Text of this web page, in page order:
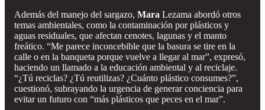
Además del manejo del sargazo, Mara Lezama abordó otros
temas ambientales, como la contaminación por plásticos y
aguas residuales, que afectan cenotes, lagunas y el manto
freático. “Me parece inconcebible que la basura se tire en la
calle o en la banqueta porque vuelve a llegar al mar”, expresó,
haciendo un llamado a la educación ambiental y al reciclaje.
“¿Tú reciclas? ¿Tú reutilizas? ¿Cuánto plástico consumes?”,
cuestionó, subrayando la urgencia de generar conciencia para
evitar un futuro con “más plásticos que peces en el mar”.